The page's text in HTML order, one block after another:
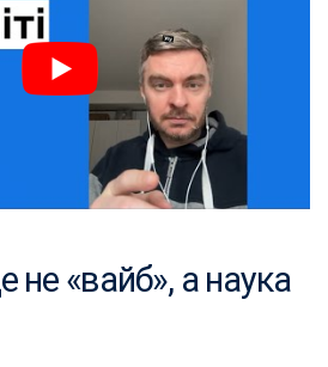
не «вайб», а наука